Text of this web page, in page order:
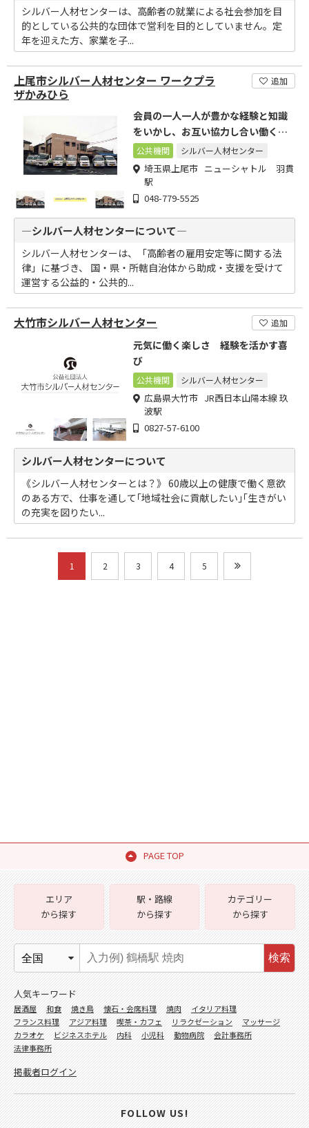
シルバー人材センターは、高齢者の就業による社会参加を目
的としている公共的な団体で営利を目的としていません。定
年を迎えた方、家業を子...
上尾市シルバー人材センター ワークプラ
ザかみひら
追加
会員の一人一人が豊かな経験と知識
をいかし、お互い協力し合い働くこ
と公共機関 シルバー人材センター
埼玉県上尾市 ニューシャトル 羽貫
駅
048-779-5525
―シルバー人材センターについて―
シルバー人材センターは、「高齢者の雇用安定等に関する法
律」に基づき、 国・県・所轄自治体から助成・支援を受けて
運営する公益的・公共的...
大竹市シルバー人材センター 追加
元気に働く楽しさ 経験を活かす喜
び
公共機関 シルバー人材センター
広島県大竹市 JR西日本山陽本線 玖
波駅
0827-57-6100
シルバー人材センターについて
《シルバー人材センターとは？》 60歳以上の健康で働く意欲
のある方で、仕事を通して｢地域社会に貢献したい｣｢生きがい
の充実を図りたい...
1 2 3 4 5
PAGE TOP
エリア
から探す
駅・路線
から探す
カテゴリー
から探す
検索
人気キーワード
居酒屋 和食 焼き鳥 懐石・会席料理 焼肉
イタリア料理
フランス料理
アジア料理 喫茶・カフェ リラクゼーション
マッサージ
カラオケ
ビジネスホテル 内科 小児科 動物病院
会計事務所
法律事務所
掲載者ログイン
FOLLOW US!